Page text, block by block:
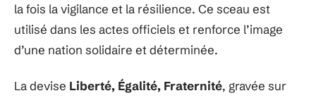
la fois la vigilance et la résilience. Ce sceau est
utilisé dans les actes officiels et renforce l’image
d’une nation solidaire et déterminée.
La devise Liberté, Égalité, Fraternité, gravée sur